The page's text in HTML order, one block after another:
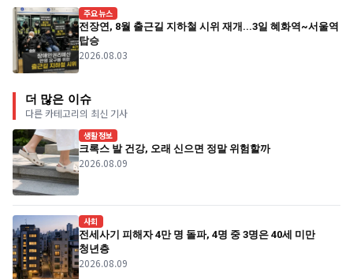
주요뉴스
전장연, 8월 출근길 지하철 시위 재개...3일 혜화역~서울역
탑승
2026.08.03
더 많은 이슈
다른 카테고리의 최신 기사
생활정보
크록스 발 건강, 오래 신으면 정말 위험할까
2026.08.09
사회
전세사기 피해자 4만 명 돌파, 4명 중 3명은 40세 미만
청년층
2026.08.09